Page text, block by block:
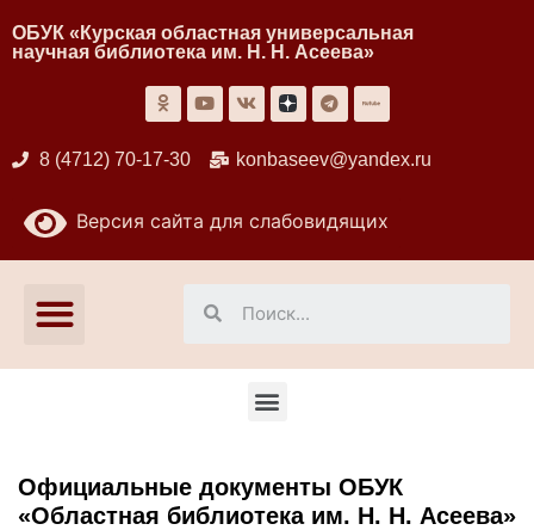
ОБУК «Курская областная универсальная
научная библиотека им. Н. Н. Асеева»
8 (4712) 70-17-30 konbaseev@yandex.ru
Версия сайта для слабовидящих
Официальные документы ОБУК
«Областная библиотека им. Н. Н. Асеева»